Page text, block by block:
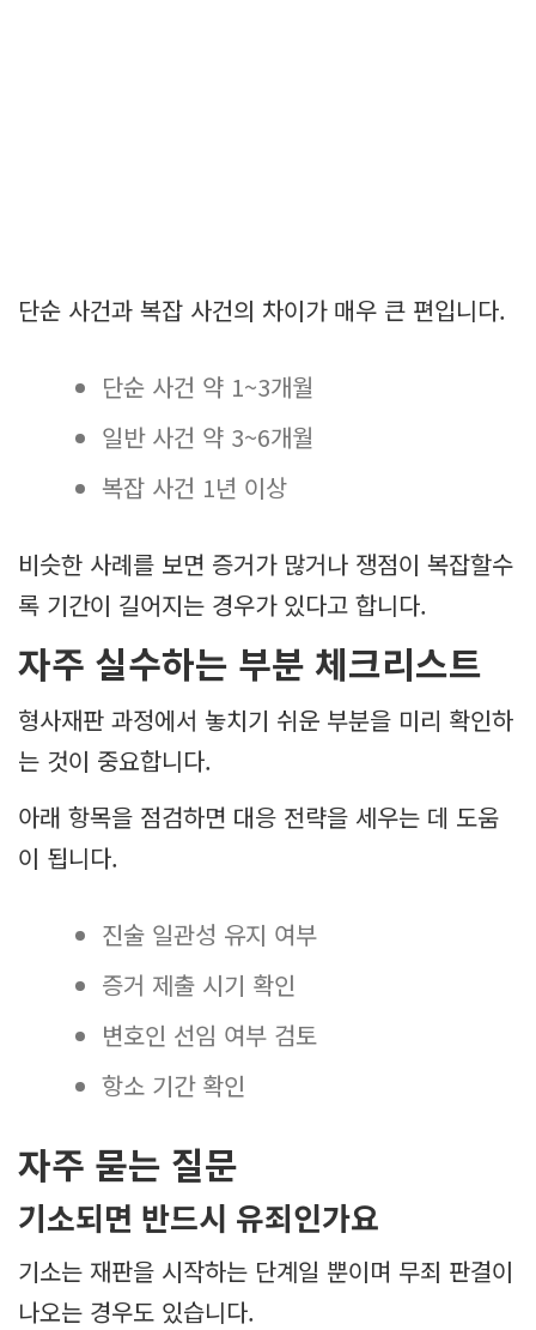
단순 사건과 복잡 사건의 차이가 매우 큰 편입니다.
단순 사건 약 1~3개월
일반 사건 약 3~6개월
복잡 사건 1년 이상
비슷한 사례를 보면 증거가 많거나 쟁점이 복잡할수
록 기간이 길어지는 경우가 있다고 합니다.
자주 실수하는 부분 체크리스트
형사재판 과정에서 놓치기 쉬운 부분을 미리 확인하
는 것이 중요합니다.
아래 항목을 점검하면 대응 전략을 세우는 데 도움
이 됩니다.
진술 일관성 유지 여부
증거 제출 시기 확인
변호인 선임 여부 검토
항소 기간 확인
자주 묻는 질문
기소되면 반드시 유죄인가요
기소는 재판을 시작하는 단계일 뿐이며 무죄 판결이
나오는 경우도 있습니다.